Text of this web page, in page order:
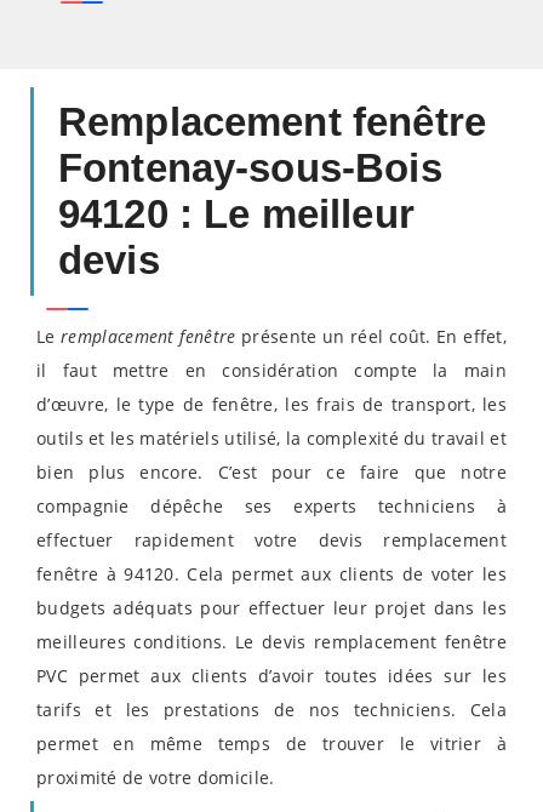
Remplacement fenêtre
Fontenay-sous-Bois
94120 : Le meilleur
devis
Leremplacement fenêtre présente un réel coût. En effet,
il faut mettre en considération compte la main
d’œuvre, le type de fenêtre, les frais de transport, les
outils et les matériels utilisé, la complexité du travail et
bien plus encore. C’est pour ce faire que notre
compagnie dépêche ses experts techniciens à
effectuer rapidement votre devis remplacement
fenêtre à 94120. Cela permet aux clients de voter les
budgets adéquats pour effectuer leur projet dans les
meilleures conditions. Le devis remplacement fenêtre
PVC permet aux clients d’avoir toutes idées sur les
tarifs et les prestations de nos techniciens. Cela
permet en même temps de trouver le vitrier à
proximité de votre domicile.